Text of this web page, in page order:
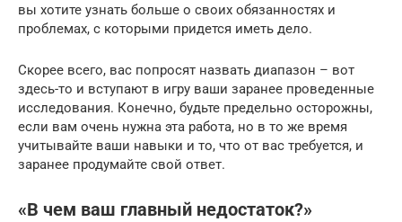
вы хотите узнать больше о своих обязанностях и
проблемах, с которыми придется иметь дело.
Скорее всего, вас попросят назвать диапазон – вот
здесь-то и вступают в игру ваши заранее проведенные
исследования. Конечно, будьте предельно осторожны,
если вам очень нужна эта работа, но в то же время
учитывайте ваши навыки и то, что от вас требуется, и
заранее продумайте свой ответ.
«В чем ваш главный недостаток?»